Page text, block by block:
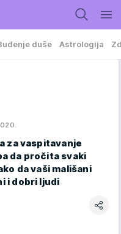
duše Astrologija
za vaspitavanje
da pročita svaki
da vaši mališani
i dobri ljudi